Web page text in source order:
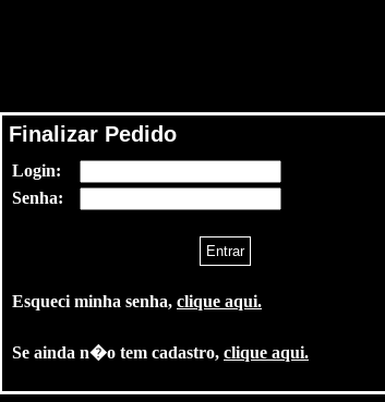
Finalizar Pedido
Login:
Senha:
Esqueci minha senha, clique aqui.
Se ainda n�o tem cadastro, clique aqui.